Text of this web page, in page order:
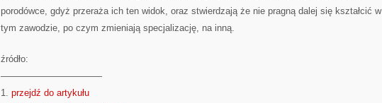
porodówce, gdyż przeraża ich ten widok, oraz stwierdzają że nie pragną dalej się kształcić w
tym zawodzie, po czym zmieniają specjalizację, na inną.
źródło:
———————————
1. przejdź do artykułu